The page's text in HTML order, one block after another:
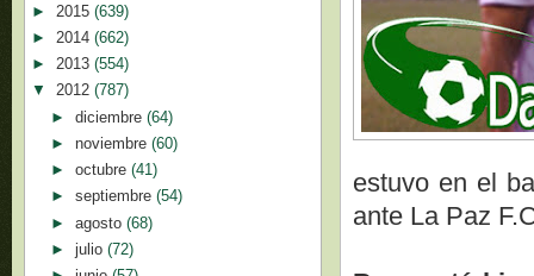
estuvo en el
ante La Paz
► 2015 (639)
► 2014 (662)
► 2013 (554)
▼ 2012 (787)
► diciembre (64)
► noviembre (60)
► octubre (41)
► septiembre (54)
► agosto (68)
► julio (72)